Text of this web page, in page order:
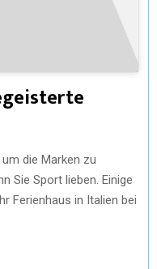
um die Marken zu
Sie Sport lieben. Einige
Ferienhaus in Italien bei